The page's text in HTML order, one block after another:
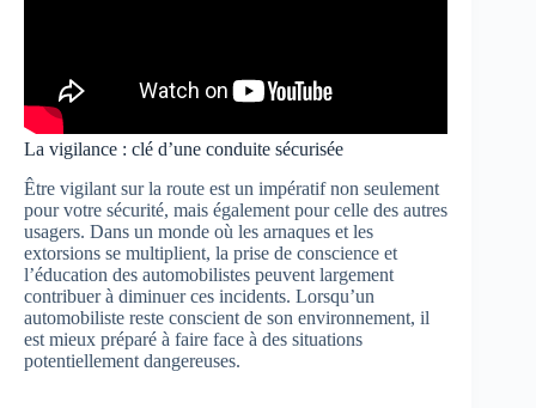
La vigilance : clé d’une conduite sécurisée
Être vigilant sur la route est un impératif non seulement
pour votre sécurité, mais également pour celle des autres
usagers. Dans un monde où les arnaques et les
extorsions se multiplient, la prise de conscience et
l’éducation des automobilistes peuvent largement
contribuer à diminuer ces incidents. Lorsqu’un
automobiliste reste conscient de son environnement, il
est mieux préparé à faire face à des situations
potentiellement dangereuses.